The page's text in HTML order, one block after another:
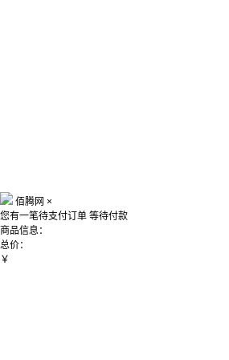
佰腾网 ×
您有一笔待支付订单 等待付款
商品信息：
总价：
￥